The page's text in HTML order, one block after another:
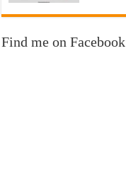
Find me on Facebook